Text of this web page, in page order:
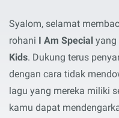
Syalom, selamat
rohani I Am Special yang
Kids. Dukung terus
dengan cara tidak
lagu yang mereka miliki
kamu dapat